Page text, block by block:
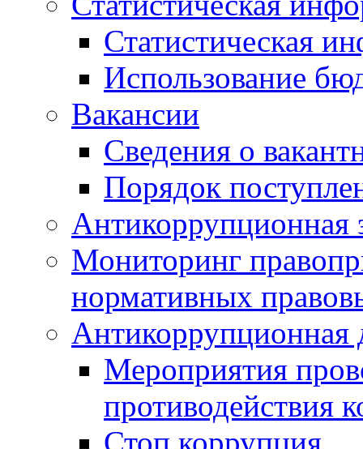
Статистическая
Использование
Вакансии
Сведения о
Порядок
Антикоррупционная
Мониторинг
нормативных
Антикоррупционная
Мероприятия
противодействия
Стоп коррупция